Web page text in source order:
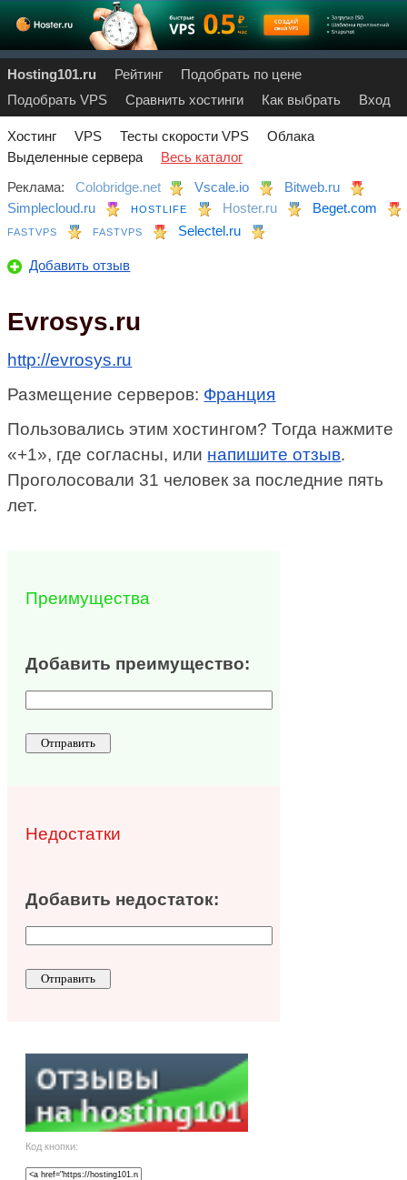
Hosting101.ru Рейтинг
Подобрать по цене
Подобрать VPS
Сравнить хостинги Как выбрать Вход
Хостинг VPS Тесты скорости VPS
Облака
Выделенные сервера
Весь каталог
Реклама:
Colobridge.net Vscale.io
Bitweb.ru
Simplecloud.ru
HOSTLIFE Hoster.ru Beget.com
FASTVPS FASTVPS Selectel.ru
Добавить отзыв
Evrosys.ru
http://evrosys.ru
Размещение серверов: Франция
Пользовались этим хостингом? Тогда нажмите
«+1», где согласны, или напишите отзыв.
Проголосовали 31 человек за последние пять
лет.
Преимущества
Добавить преимущество:
Недостатки
Добавить недостаток:
Код кнопки: